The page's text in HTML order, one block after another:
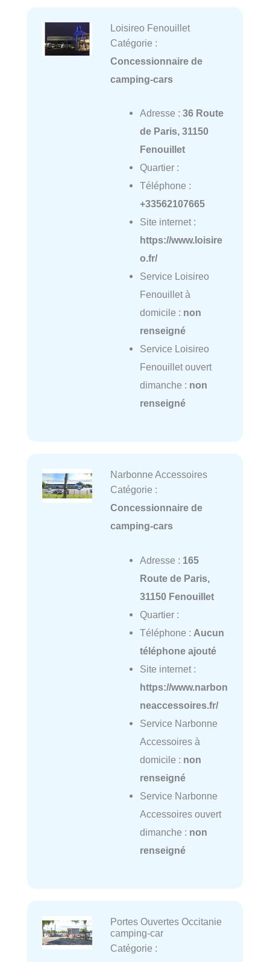
Loisireo Fenouillet
Catégorie :
Concessionnaire de
camping-cars
Adresse : 36 Route
de Paris, 31150
Fenouillet
Quartier :
Téléphone :
+33562107665
Site internet :
https://www.loisire
o.fr/
Service Loisireo
Fenouillet à
domicile : non
renseigné
Service Loisireo
Fenouillet ouvert
dimanche : non
renseigné
Narbonne Accessoires
Catégorie :
Concessionnaire de
camping-cars
Adresse : 165
Route de Paris,
31150 Fenouillet
Quartier :
Téléphone : Aucun
téléphone ajouté
Site internet :
https://www.narbon
neaccessoires.fr/
Service Narbonne
Accessoires à
domicile : non
renseigné
Service Narbonne
Accessoires ouvert
dimanche : non
renseigné
Portes Ouvertes Occitanie
camping-car
Catégorie :